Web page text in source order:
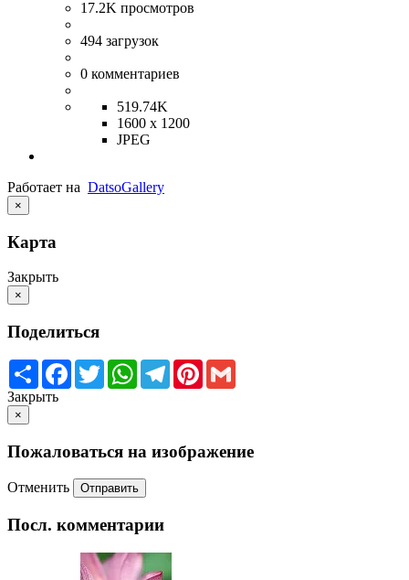
17.2K просмотров
494 загрузок
0 комментариев
519.74K
1600 x 1200
JPEG
Работает на DatsoGallery
×
Карта
Закрыть
×
Поделиться
Share Facebook
TwitterWhatsApp
TelegramPinterest
Закрыть
×
Пожаловаться на изображение
Отменить Отправить
Посл. комментарии